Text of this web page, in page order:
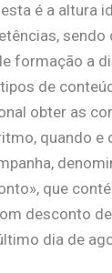
é a altura
sendo
formação a
de
obter as
quando e
que
desconto
dia de